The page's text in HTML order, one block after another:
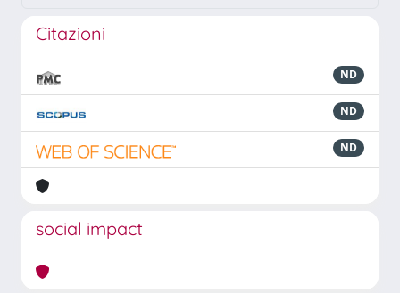
Citazioni
ND
ND
ND
social impact